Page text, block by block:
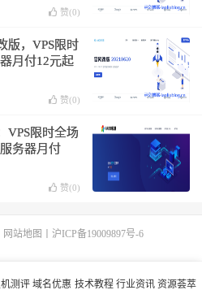
赞(0)
版，VPS限时
月付12元起
赞(0)
VPS限时全场
务器月付
赞(0)
测评 域名优惠 技术教程 行业资讯 资源荟萃
网站地图 沪ICP备19009897号-6